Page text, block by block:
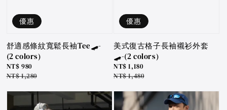
優惠
舒適感條紋寬鬆長袖Tee🛹-
(2 colors)
Sale
price
NT$ 980
Regular
NT$ 1,280
優惠
美式復古格子長袖襯衫外套
🛹-(2 colors)
Sale
price
NT$ 1,180
Regular
NT$ 1,480